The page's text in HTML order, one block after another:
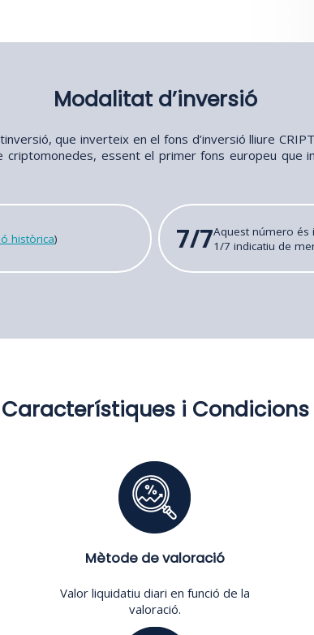
Modalitat d’inversió
que inverteix en el fons d’inversió lliure
criptomonedes, essent el primer fons europeu que
històrica) 7/7Aquest número és
1/7 indicatiu de
Característiques i Condicions
Mètode de valoració
Valor liquidatiu diari en funció de la
valoració.